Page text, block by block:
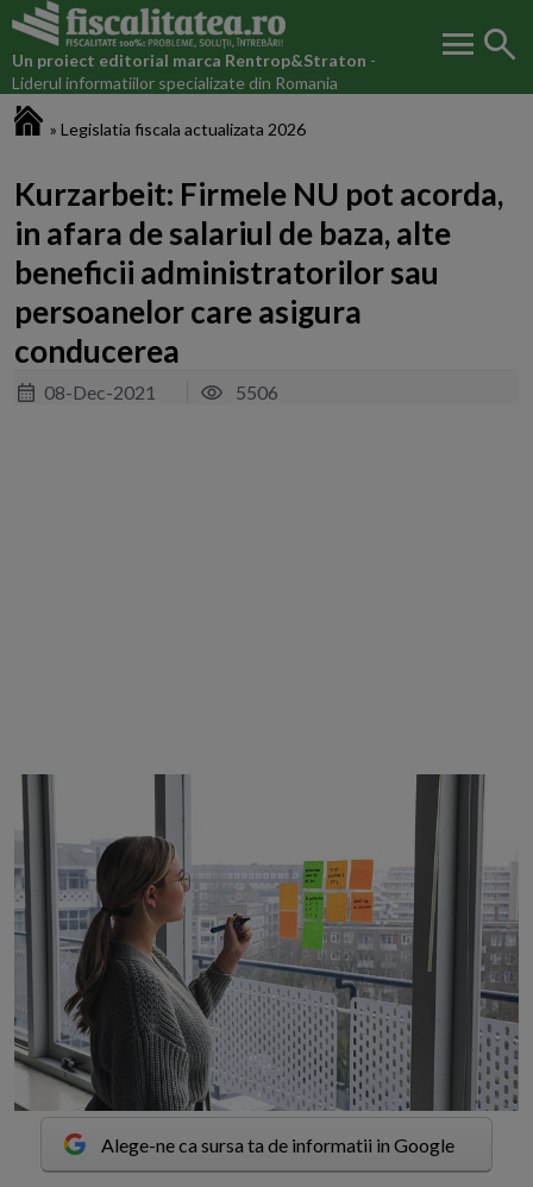
Un proiect editorial marca Rentrop&Straton -
Liderul informatiilor specializate din Romania
menu search
» Legislatia fiscala actualizata 2026
Kurzarbeit: Firmele NU pot acorda,
in afara de salariul de baza, alte
beneficii administratorilor sau
persoanelor care asigura
conducerea
08-Dec-2021 5506
Alege-ne ca sursa ta de informatii in Google